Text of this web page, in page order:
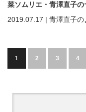
菜ソムリエ・青澤直子
2019.07.17 | 青澤直子の
1 2 3 4